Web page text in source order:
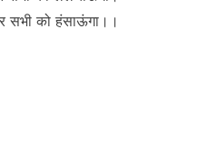
को हंसाऊंगा।।